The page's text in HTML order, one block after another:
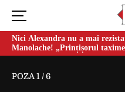
Nici Alexandra nu a mai
Manolache! „Prințișorul
doi ani de căsnicie
POZA 1 /6